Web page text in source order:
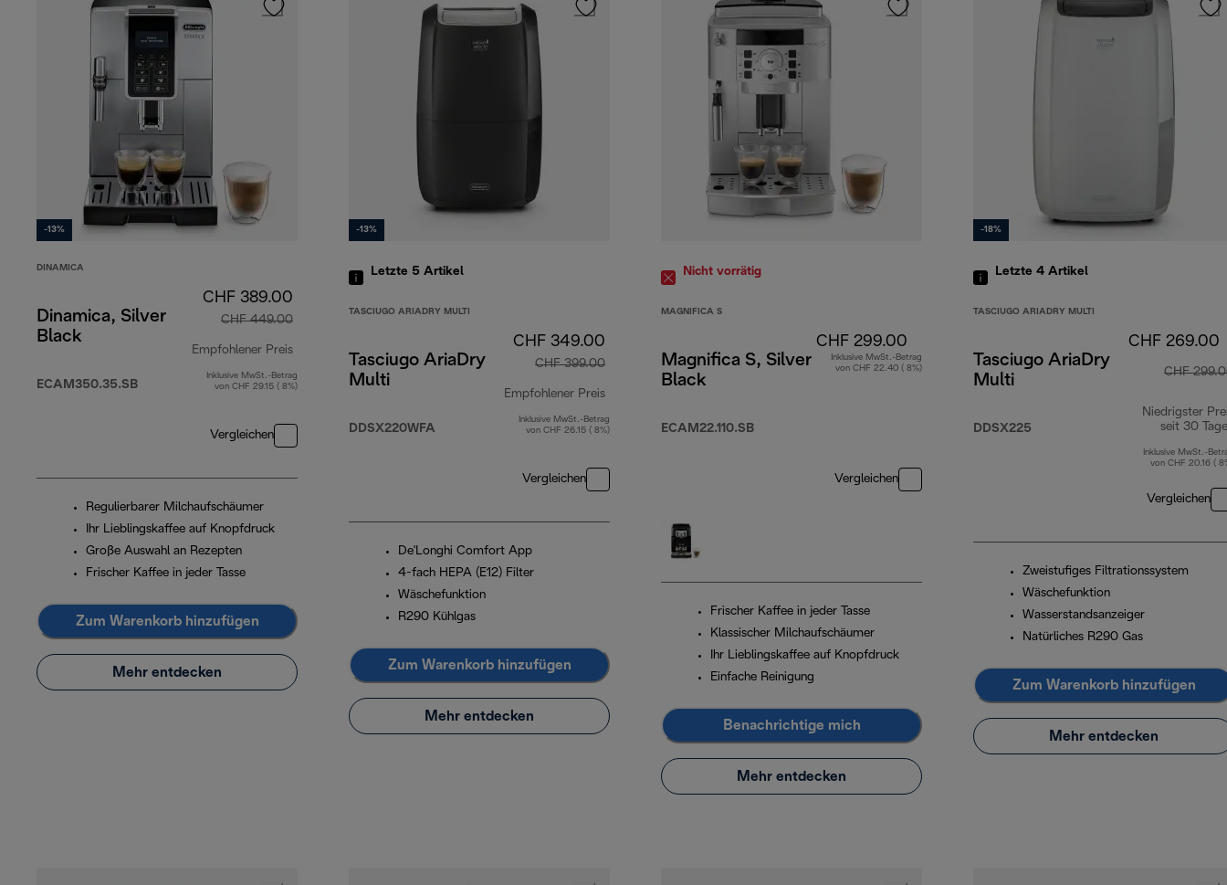
-13%
DINAMICA
Dinamica, Silver
Black
ECAM350.35.SB
CHF 389.00
CHF 449.00
Empfohlener Preis
Originalpreis CHF 449.00
Inklusive MwSt.-Betrag
von CHF 29.15 ( 8%)
Vergleichen
Regulierbarer Milchaufschäumer
Ihr Lieblingskaffee auf Knopfdruck
Große Auswahl an Rezepten
Frischer Kaffee in jeder Tasse
Zum Warenkorb hinzufügen
Mehr entdecken
-13%
Letzte 5 Artikel
TASCIUGO ARIADRY MULTI
Tasciugo AriaDry
Multi
DDSX220WFA
CHF 349.00
CHF 399.00
Empfohlener Preis
Originalpreis CHF 399.00
Inklusive MwSt.-Betrag
von CHF 26.15 ( 8%)
Vergleichen
De'Longhi Comfort App
4-fach HEPA (E12) Filter
Wäschefunktion
R290 Kühlgas
Zum Warenkorb hinzufügen
Mehr entdecken
Nicht vorrätig
MAGNIFICA S
Magnifica S, Silver
Black
ECAM22.110.SB
CHF 299.00
Inklusive MwSt.-Betrag
von CHF 22.40 ( 8%)
Vergleichen
Frischer Kaffee in jeder Tasse
Klassischer Milchaufschäumer
Ihr Lieblingskaffee auf Knopfdruck
Einfache Reinigung
Benachrichtige mich
Mehr entdecken
-18%
Letzte 4 Artikel
TASCIUGO ARIADRY MULTI
Tasciugo AriaDry
Multi
DDSX225
CHF 269.00
CHF
Niedrigster
seit 30
Inklusive MwSt.-
von CHF 20.16 (
Vergleichen
Zweistufiges Filtrationssystem
Wäschefunktion
Wasserstandsanzeiger
Natürliches R290 Gas
Zum Warenkorb hinzufügen
Mehr entdecken